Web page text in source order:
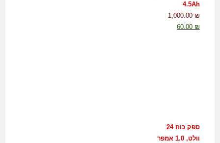
4.5Ah
1,000.00₪
60.00 ₪
ספק כוח 24
וולט, 1.0 אמפר